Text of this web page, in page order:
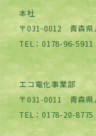
本社
〒031-0012 青森県
TEL：0178-96-
エコ電化事業部
〒031-0011 青森県
TEL：0178-20-